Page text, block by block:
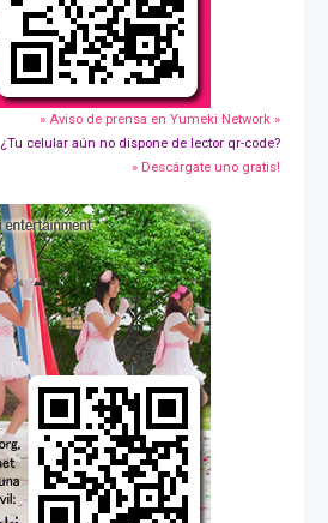
» Aviso de prensa en Yumeki Network »
¿Tu celular aún no dispone de lector qr-code?
» Descárgate uno gratis!